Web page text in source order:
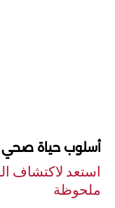
أسلوب حياة
استعد لاكتشاف
ملحوظة